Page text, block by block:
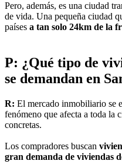
Pero, además, es una ciudad
de vida. Una pequeña ciudad
países a tan solo 24km de la
P: ¿Qué tipo de
se demandan en
R: El mercado inmobiliario se
fenómeno que afecta a toda la
concretas.
Los compradores buscan
gran demanda de viviendas